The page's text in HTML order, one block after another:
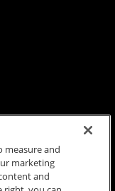
measure and
marketing
and